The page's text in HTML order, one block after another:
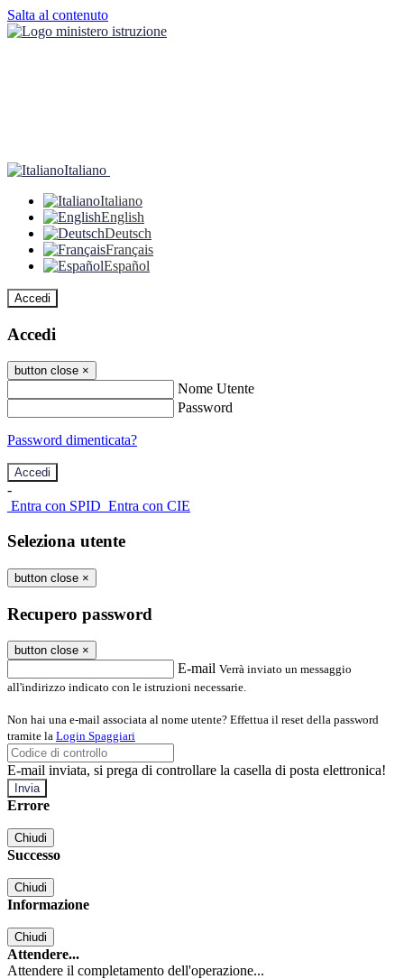
Salta al contenuto
Italiano
Italiano
English
Deutsch
Français
Español
Accedi
Accedi
button close ×
Nome Utente
Password
Password dimenticata?
-
Entra con SPID Entra con CIE
Seleziona utente
button close ×
Recupero password
button close ×
E-mail Verrà inviato un messaggio
all'indirizzo indicato con le istruzioni necessarie.
Non hai una e-mail associata al nome utente? Effettua il reset della password
tramite la Login Spaggiari
E-mail inviata, si prega di controllare la casella di posta elettronica!
Errore
Chiudi
Successo
Chiudi
Informazione
Chiudi
Attendere...
Attendere il completamento dell'operazione...